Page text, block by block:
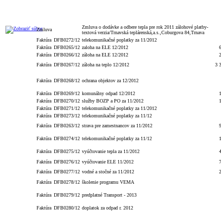
Zmluva
Zmluva o dodávke a odbere tepla pre rok 2011 zálohové platby-
textová verzia/Trnavská teplárenská,a.s.,Coburgova 84,Trnava
Faktúra DFB0272/12 telekomunikačné poplatky za 11/2012
Faktúra DFB0265/12 zaloha na ELE 12/2012
Faktúra DFB0266/12 záloha na ELE 12/2012
Faktúra DFB0267/12 záloha na teplo 12/2012 3
Faktúra DFB0268/12 ochrana objektov za 12/2012
Faktúra DFB0269/12 komunálny odpad 12/2012
Faktúra DFB0270/12 služby BOZP a PO za 11/2012
Faktúra DFB0271/12 telekomunikačné poplatky za 11/2012
Faktúra DFB0273/12 telekomunikačné poplatky za 11/12
Faktúra DFB0263/12 strava pre zamestnancov za 11/2012
Faktúra DFB0274/12 telekomunikačné poplatky za 11/12
Faktúra DFB0275/12 vyúčtovanie tepla za 11/2012
Faktúra DFB0276/12 vyúčtovanie ELE 11/2012
Faktúra DFB0277/12 vodné a stočné za 11/2012
Faktúra DFB0278/12 školenie programu VEMA
Faktúra DFB0279/12 predplatné Transport - 2013
Faktúra DFB0280/12 doplatok za odpad r. 2012